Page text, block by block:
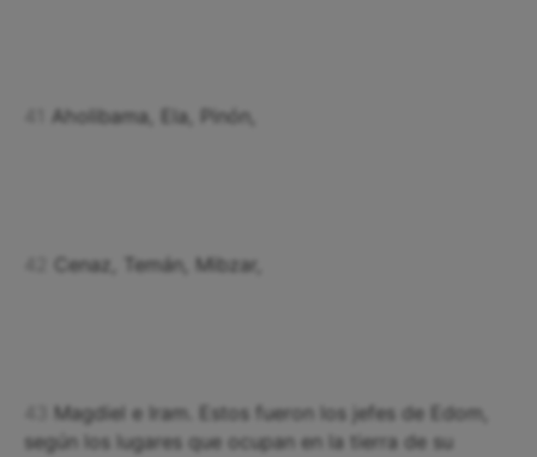
Aholibama, Ela, Pinón,
Cenaz, Temán, Mibzar,
Magdiel e Iram. Estos fueron los jefes de Edom,
según los lugares que ocupan en la tierra de su